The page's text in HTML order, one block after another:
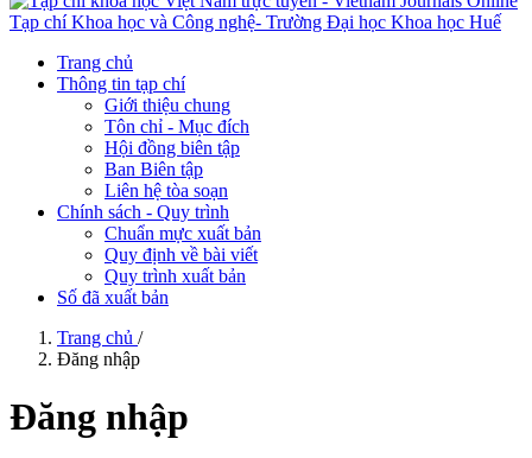
Tạp chí Khoa học và Công nghệ- Trường Đại học Khoa học Huế
Trang chủ
Thông tin tạp chí
Giới thiệu chung
Tôn chỉ - Mục đích
Hội đồng biên tập
Ban Biên tập
Liên hệ tòa soạn
Chính sách - Quy trình
Chuẩn mực xuất bản
Quy định về bài viết
Quy trình xuất bản
Số đã xuất bản
Trang chủ /
Đăng nhập
Đăng nhập